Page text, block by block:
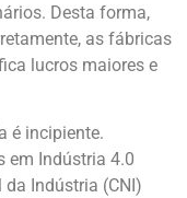
Desta forma,
as fábricas
lucros maiores e
é incipiente.
em Indústria 4.0
Indústria (CNI)